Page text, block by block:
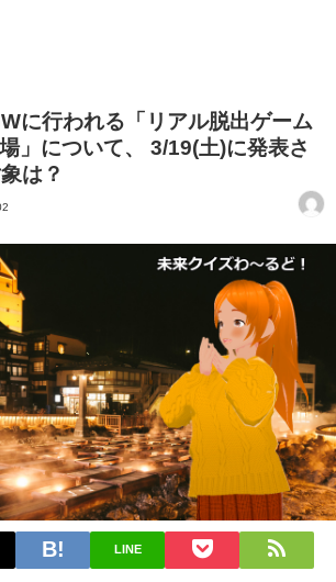
に行われる「リアル脱出ゲーム
」について、 3/19(土)に発表さ
は？
LINE